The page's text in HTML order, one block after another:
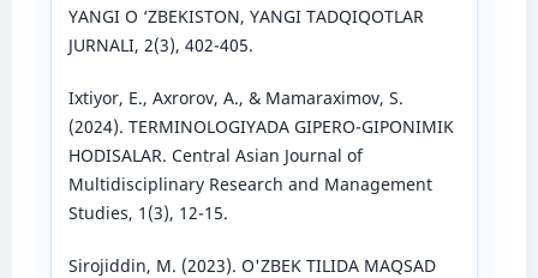
YANGI O ‘ZBEKISTON, YANGI TADQIQOTLAR
JURNALI, 2(3), 402-405.
Ixtiyor, E., Axrorov, A., & Mamaraximov, S.
(2024). TERMINOLOGIYADA GIPERO-GIPONIMIK
HODISALAR. Central Asian Journal of
Multidisciplinary Research and Management
Studies, 1(3), 12-15.
Sirojiddin, M. (2023). O'ZBEK TILIDA MAQSAD